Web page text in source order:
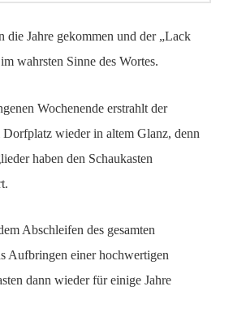
die Jahre gekommen und der „Lack
wahrsten Sinne des Wortes.
Wochenende erstrahlt der
Dorfplatz wieder in altem Glanz, denn
haben den Schaukasten
Abschleifen des gesamten
Aufbringen einer hochwertigen
dann wieder für einige Jahre